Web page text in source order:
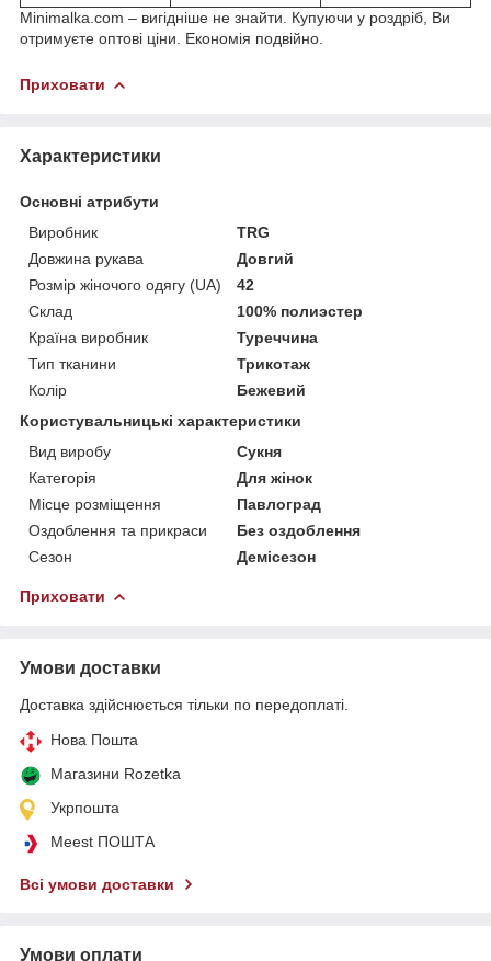
Minimalka.com – вигідніше не знайти. Купуючи у роздріб, Ви
отримуєте оптові ціни. Економія подвійно.
Приховати
Характеристики
Основні атрибути
Виробник
TRG
Довжина рукава
Довгий
Розмір жіночого одягу (UA)
42
Склад
100% полиэстер
Країна виробник
Туреччина
Тип тканини
Трикотаж
Колір
Бежевий
Користувальницькі характеристики
Вид виробу
Сукня
Категорія
Для жінок
Місце розміщення
Павлоград
Оздоблення та прикраси
Без оздоблення
Сезон
Демісезон
Приховати
Умови доставки
Доставка здійснюється тільки по передоплаті.
Нова Пошта
Магазини Rozetka
Укрпошта
Meest ПОШТА
Всі умови доставки
Умови оплати